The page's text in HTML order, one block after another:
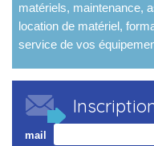
matériels, maintenance,
location de matériel,
service de vos
mail